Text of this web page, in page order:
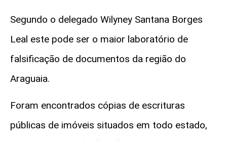
Segundo o delegado Wilyney Santana Borges
Leal este pode ser o maior laboratório de
falsificação de documentos da região do
Araguaia.
Foram encontrados cópias de escrituras
públicas de imóveis situados em todo estado,